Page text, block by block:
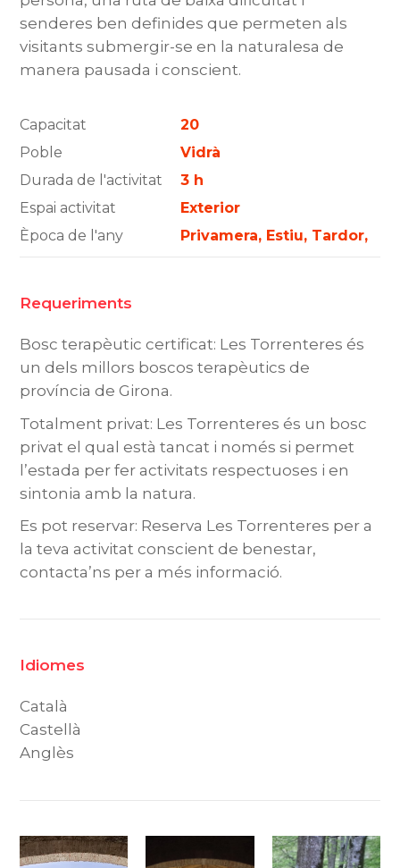
senderes ben definides que permeten als
visitants submergir-se en la naturalesa de
manera pausada i conscient.
Capacitat
20
Poble
Vidrà
Durada de l'activitat
3 h
Espai activitat
Exterior
Època de l'any
Privamera, Estiu, Tardor,
Requeriments
Bosc terapèutic certificat: Les Torrenteres és
un dels millors boscos terapèutics de
província de Girona.
Totalment privat: Les Torrenteres és un bosc
privat el qual està tancat i només si permet
l’estada per fer activitats respectuoses i en
sintonia amb la natura.
Es pot reservar: Reserva Les Torrenteres per a
la teva activitat conscient de benestar,
contacta’ns per a més informació.
Idiomes
Català
Castellà
Anglès